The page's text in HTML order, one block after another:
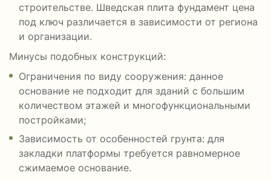
строительстве. Шведская плита фундамент цена
под ключ различается в зависимости от региона
и организации.
Минусы подобных конструкций:
Ограничения по виду сооружения: данное
основание не подходит для зданий с большим
количеством этажей и многофункциональными
постройками;
Зависимость от особенностей грунта: для
закладки платформы требуется равномерное
сжимаемое основание.